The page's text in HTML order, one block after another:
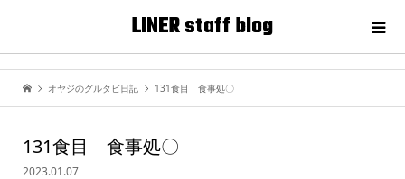
LINER staff blog
オヤジのグルタビ日記 131食目 食事処〇
131食目 食事処〇
2023.01.07